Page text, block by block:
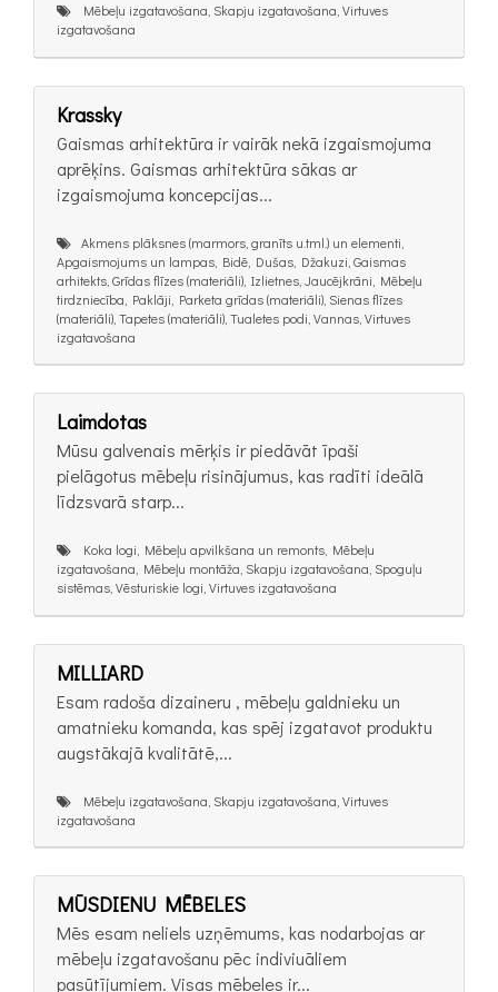
Mēbeļu izgatavošana, Skapju izgatavošana, Virtuves
izgatavošana
Krassky
Gaismas arhitektūra ir vairāk nekā izgaismojuma
aprēķins. Gaismas arhitektūra sākas ar
izgaismojuma koncepcijas...
Akmens plāksnes (marmors, granīts u.tml.) un elementi,
Apgaismojums un lampas, Bidē, Dušas, Džakuzi, Gaismas
arhitekts, Grīdas flīzes (materiāli), Izlietnes, Jaucējkrāni, Mēbeļu
tirdzniecība, Paklāji, Parketa grīdas (materiāli), Sienas flīzes
(materiāli), Tapetes (materiāli), Tualetes podi, Vannas, Virtuves
izgatavošana
Laimdotas
Mūsu galvenais mērķis ir piedāvāt īpaši
pielāgotus mēbeļu risinājumus, kas radīti ideālā
līdzsvarā starp...
Koka logi, Mēbeļu apvilkšana un remonts, Mēbeļu
izgatavošana, Mēbeļu montāža, Skapju izgatavošana, Spoguļu
sistēmas, Vēsturiskie logi, Virtuves izgatavošana
MILLIARD
Esam radoša dizaineru , mēbeļu galdnieku un
amatnieku komanda, kas spēj izgatavot produktu
augstākajā kvalitātē,...
Mēbeļu izgatavošana, Skapju izgatavošana, Virtuves
izgatavošana
MŪSDIENU MĒBELES
Mēs esam neliels uzņēmums, kas nodarbojas ar
mēbeļu izgatavošanu pēc indiviuāliem
pasūtījumiem. Visas mēbeles ir...